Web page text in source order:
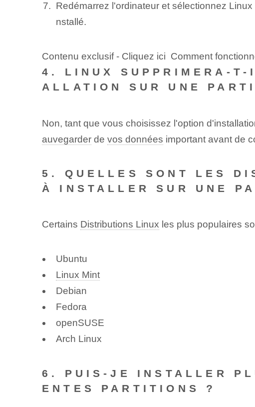
Redémarrez l'ordinateur et sélectionnez
nstallé.
Contenu exclusif - Cliquez ici Comment
4. LINUX SUPPRIMERA-T-
ALLATION SUR UNE
Non, tant que vous choisissez l'option
auvegarderde vos données important‌ avant⁢ de
5. QUELLES SONT LES
À INSTALLER SUR UNE
Certains Distributions Linux les plus populaires
Ubuntu
Linux Mint
Debian
Fedora
openSUSE
Arch Linux
6. PUIS-JE INSTALLER
ENTES PARTITIONS ?